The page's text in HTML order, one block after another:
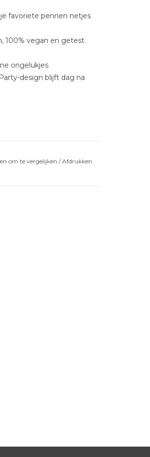
favoriete pennen netjes
100% vegan en getest
ongelukjes
design blijft dag na
om te vergelijken /Afdrukken